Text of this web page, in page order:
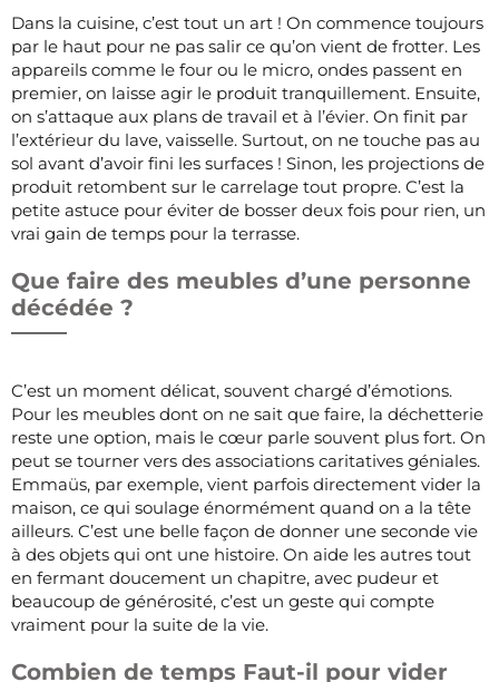
Dans la cuisine, c’est tout un art ! On commence toujours
par le haut pour ne pas salir ce qu’on vient de frotter. Les
appareils comme le four ou le micro, ondes passent en
premier, on laisse agir le produit tranquillement. Ensuite,
on s’attaque aux plans de travail et à l’évier. On finit par
l’extérieur du lave, vaisselle. Surtout, on ne touche pas au
sol avant d’avoir fini les surfaces ! Sinon, les projections de
produit retombent sur le carrelage tout propre. C’est la
petite astuce pour éviter de bosser deux fois pour rien, un
vrai gain de temps pour la terrasse.
Que faire des meubles d’une personne
décédée ?
C’est un moment délicat, souvent chargé d’émotions.
Pour les meubles dont on ne sait que faire, la déchetterie
reste une option, mais le cœur parle souvent plus fort. On
peut se tourner vers des associations caritatives géniales.
Emmaüs, par exemple, vient parfois directement vider la
maison, ce qui soulage énormément quand on a la tête
ailleurs. C’est une belle façon de donner une seconde vie
à des objets qui ont une histoire. On aide les autres tout
en fermant doucement un chapitre, avec pudeur et
beaucoup de générosité, c’est un geste qui compte
vraiment pour la suite de la vie.
Combien de temps Faut-il pour vider